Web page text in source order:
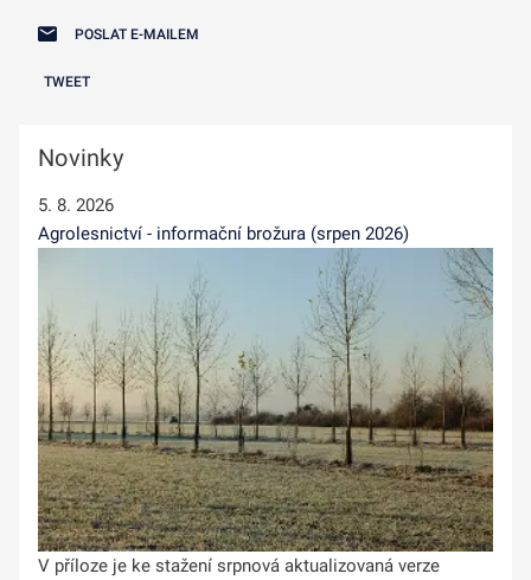
POSLAT E-MAILEM
TWEET
Novinky
5. 8. 2026
Agrolesnictví - informační brožura (srpen 2026)
V příloze je ke stažení srpnová aktualizovaná verze